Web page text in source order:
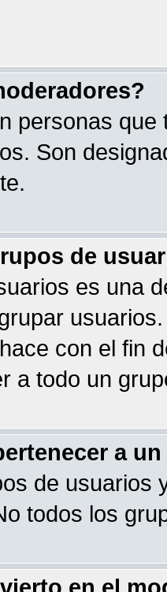
personas
Son
de
es una
con el fin
a todo un
a
de usuarios
todos los